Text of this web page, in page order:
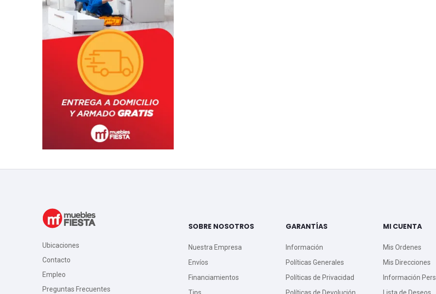
Ubicaciones
Contacto
Empleo
Preguntas Frecuentes
SOBRE NOSOTROS
Nuestra Empresa
Envíos
Financiamientos
GARANTÍAS
Información
Políticas Generales
Políticas de Privacidad
MI CUENTA
Mis Ordenes
Mis Direcciones
Información